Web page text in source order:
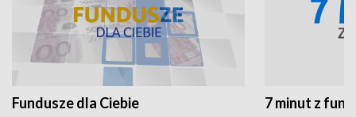
Fundusze dla Ciebie 7 minut z